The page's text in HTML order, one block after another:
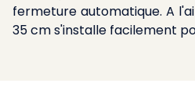
fermeture automatique. A
35 cm s'installe facilement